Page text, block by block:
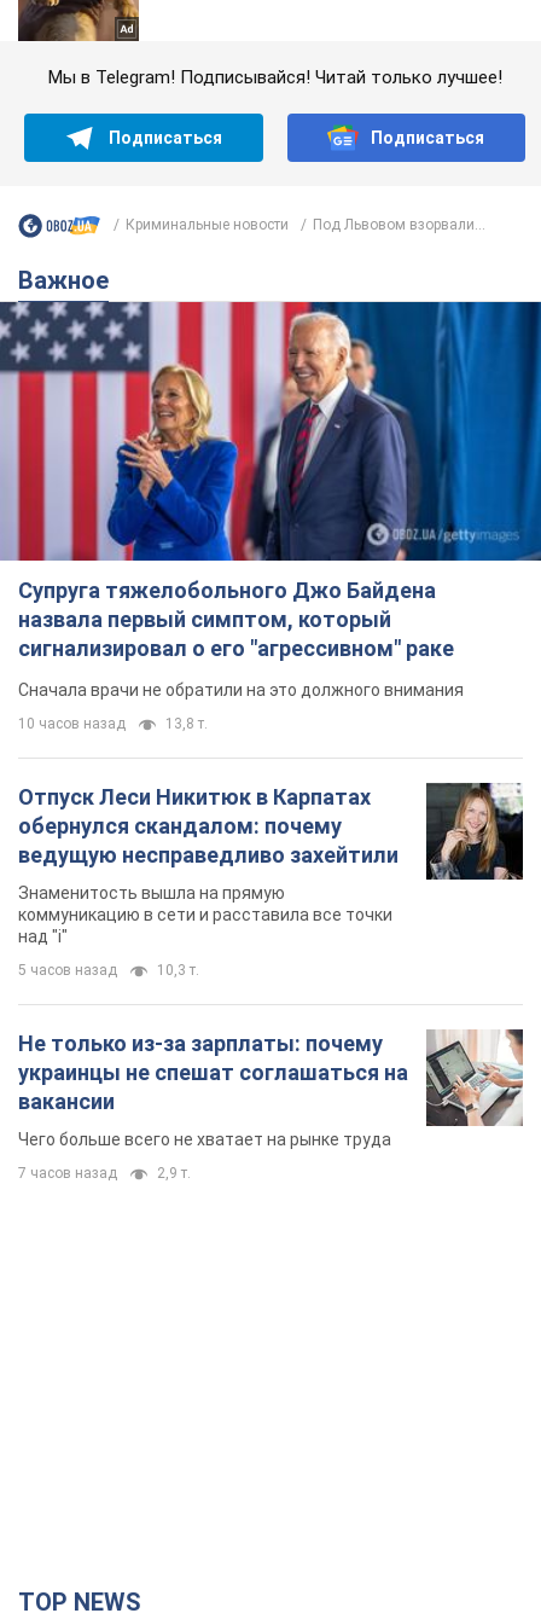
Мы в Telegram! Подписывайся! Читай только лучшее!
Подписаться Подписаться
Криминальные новости Под Львовом взорвали...
Важное
Супруга тяжелобольного Джо Байдена
назвала первый симптом, который
сигнализировал о его "агрессивном" раке
Сначала врачи не обратили на это должного внимания
10 часов назад 13,8 т.
Отпуск Леси Никитюк в Карпатах
обернулся скандалом: почему
ведущую несправедливо захейтили
Знаменитость вышла на прямую
коммуникацию в сети и расставила все точки
над "i"
5 часов назад 10,3 т.
Не только из-за зарплаты: почему
украинцы не спешат соглашаться на
вакансии
Чего больше всего не хватает на рынке труда
7 часов назад 2,9 т.
TOP NEWS